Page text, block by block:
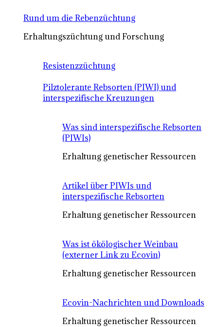
Rund um die Rebenzüchtung
Erhaltungszüchtung und Forschung
Resistenzzüchtung
Pilztolerante Rebsorten (PIWI) und
interspezifische Kreuzungen
Was sind interspezifische Rebsorten
(PIWIs)
Erhaltung genetischer Ressourcen
Artikel über PIWIs und
interspezifische Rebsorten
Erhaltung genetischer Ressourcen
Was ist ökölogischer Weinbau
(externer Link zu Ecovin)
Erhaltung genetischer Ressourcen
Ecovin-Nachrichten und Downloads
Erhaltung genetischer Ressourcen